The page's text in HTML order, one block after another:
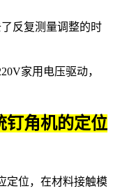
反复测量调整的时
家用电压驱动，
钉角机的定位
定位，在材料接触模